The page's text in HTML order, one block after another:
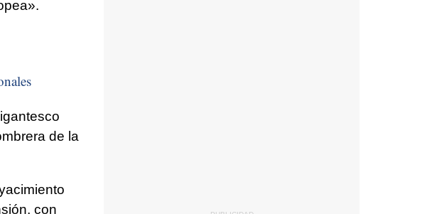
de la
con